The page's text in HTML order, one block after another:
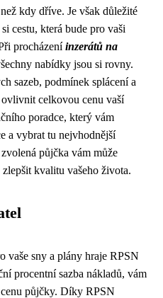
kdy dříve. Je však důležité
cestu, která bude pro vaši
procházeníinzerátů na
nabídky jsou si rovny.
sazeb, podmínek splácení a
celkovou cenu vaší
poradce, který vám
a vybrat tu nejvhodnější
půjčka vám může
kvalitu vašeho života.
vaše sny a plány hraje RPSN
procentní sazba nákladů, vám
půjčky. Díky RPSN